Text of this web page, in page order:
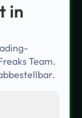
in
Team.